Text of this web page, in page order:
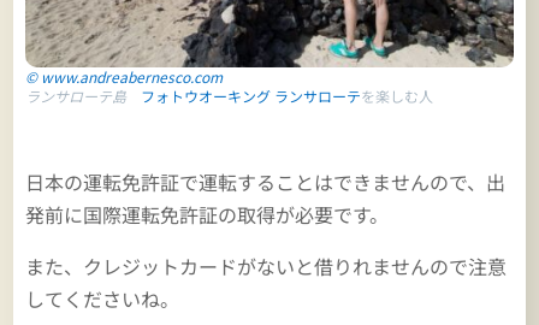
© www.andreabernesco.com
ランサローテ島
フォトウオーキング ランサローテを楽しむ人
日本の運転免許証で運転することはできませんので、出
発前に国際運転免許証の取得が必要です。
また、クレジットカードがないと借りれませんので注意
してくださいね。